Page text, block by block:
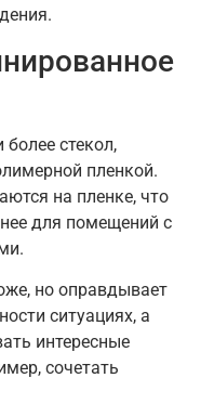
более стекол,
пленкой.
на пленке, что
для помещений с
но оправдывает
ситуациях, а
интересные
сочетать